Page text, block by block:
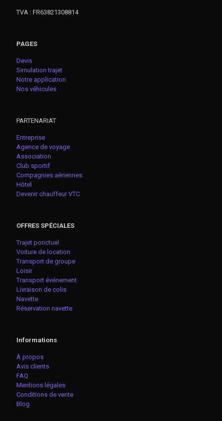
TVA : FR63821308814
PAGES
Devis
Simulation trajet
Notre application
Nos véhicules
PARTENARIAT
Entreprise
Agence de voyage
Association
Club sportif
Compagnies aériennes
Hôtel
Devenir chauffeur VTC
OFFRES SPÉCIALES
Trajet ponctuel
Voiture de location
Transport de groupe
Loisir
Transport événement
Livraison de colis
Navette
Réservation navette
Informations
À propos
Avis clients
FAQ
Mentions légales
Conditions de vente
Blog